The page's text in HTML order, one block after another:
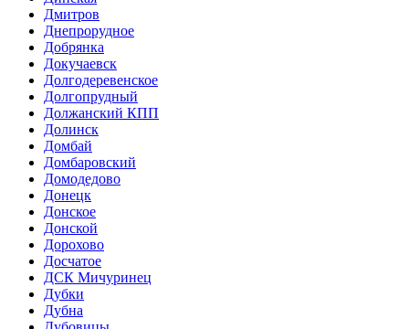
Дмитров
Днепрорудное
Добрянка
Докучаевск
Долгодеревенское
Долгопрудный
Должанский КПП
Долинск
Домбай
Домбаровский
Домодедово
Донецк
Донское
Донской
Дорохово
Досчатое
ДСК Мичуринец
Дубки
Дубна